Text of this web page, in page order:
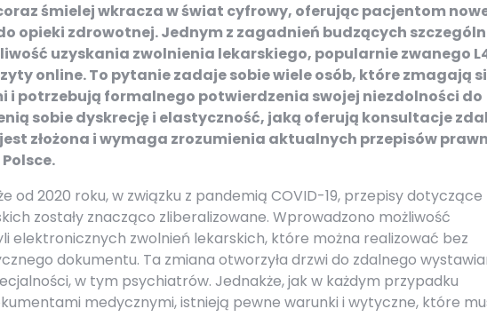
śmielej wkracza w świat cyfrowy, oferując pacjentom
opieki zdrowotnej. Jednym z zagadnień budzących
uzyskania zwolnienia lekarskiego, popularnie zwanego
online. To pytanie zadaje sobie wiele osób, które zmagają
i potrzebują formalnego potwierdzenia swojej niezdolności do
sobie dyskrecję i elastyczność, jaką oferują konsultacje
złożona i wymaga zrozumienia aktualnych przepisów
od 2020 roku, w związku z pandemią COVID-19, przepisy dotyczące
zostały znacząco zliberalizowane. Wprowadzono możliwość
elektronicznych zwolnień lekarskich, które można realizować bez
dokumentu. Ta zmiana otworzyła drzwi do zdalnego
w tym psychiatrów. Jednakże, jak w każdym przypadku
medycznymi, istnieją pewne warunki i wytyczne, które